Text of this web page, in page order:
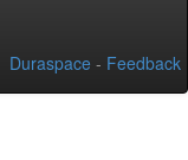
Duraspace - Feedback